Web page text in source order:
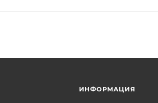
ИНФОРМАЦИЯ